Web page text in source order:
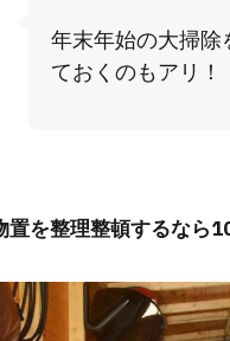
年末年始の大掃除
ておくのもアリ！
置を整理整頓するなら